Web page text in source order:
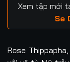
Xem tập mới
Se
Rose